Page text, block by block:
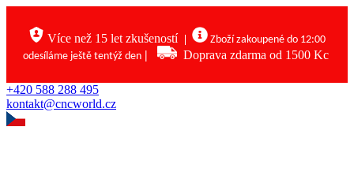
Více než 15 let zkušeností
Zboží zakoupené do 12:00
odesíláme ještě tentýž den | Doprava zdarma od 1500 Kc
+420 588 288 495
kontakt@cncworld.cz